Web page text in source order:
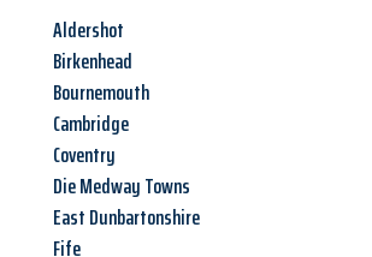
Aldershot
Birkenhead
Bournemouth
Cambridge
Coventry
Die Medway Towns
East Dunbartonshire
Fife